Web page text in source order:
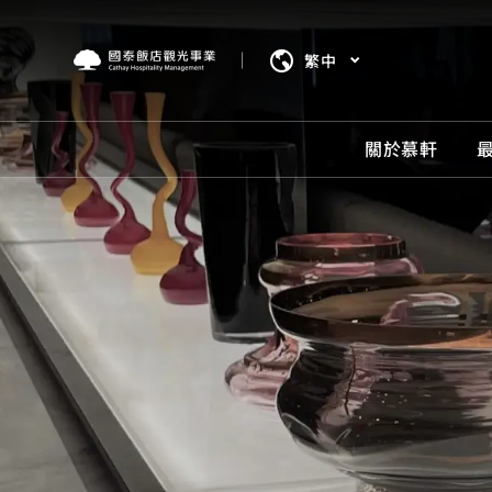
繁中
關於慕軒
關於
我們
最新
最新
房型
我們
服務
服務
餐飲
餐飲